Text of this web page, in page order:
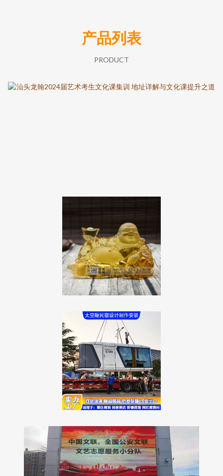
产品列表
PRODUCT